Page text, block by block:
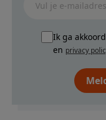
Ik ga
en privacy